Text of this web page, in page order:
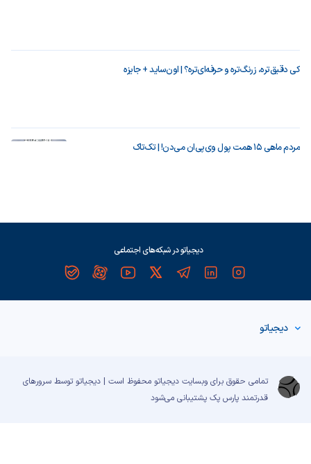
کی دقیق‌تره، زرنگ‌تره و حرفه‌ای‌تره؟ | اون‌ساید + جایزه
مردم ماهی ۱۵ همت پول وی‌پی‌ان می‌دن! | تک‌تاک
دیجیاتو در شبکه‌های اجتماعی
دیجیاتو
تمامی حقوق برای وبسایت دیجیاتو محفوظ است | دیجیاتو توسط سرورهای
قدرتمند پارس پک پشتیبانی می‌شود